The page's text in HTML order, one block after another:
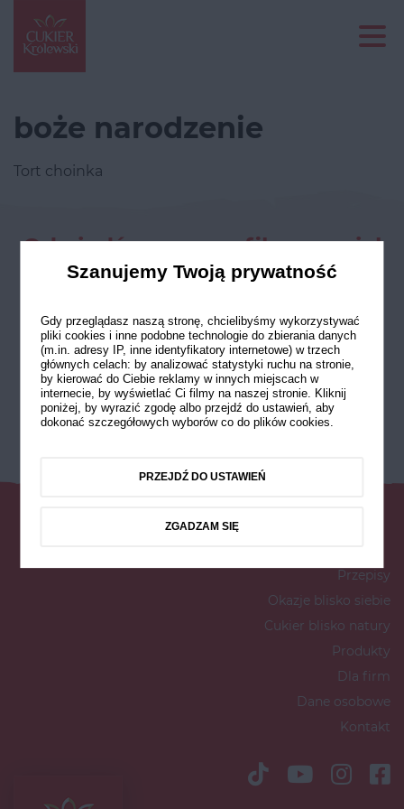
boże narodzenie
Tort choinka
Odwiedź nasze profile w social
mediach
Przepisy
Okazje blisko siebie
Cukier blisko natury
Produkty
Dla firm
Dane osobowe
Kontakt
Szanujemy Twoją prywatność
Gdy przeglądasz naszą stronę, chcielibyśmy wykorzystywać
pliki cookies i inne podobne technologie do zbierania danych
(m.in. adresy IP, inne identyfikatory internetowe) w trzech
głównych celach: by analizować statystyki ruchu na stronie,
by kierować do Ciebie reklamy w innych miejscach w
internecie, by wyświetlać Ci filmy na naszej stronie. Kliknij
poniżej, by wyrazić zgodę albo przejdź do ustawień, aby
dokonać szczegółowych wyborów co do plików cookies.
PRZEJDŹ DO USTAWIEŃ
ZGADZAM SIĘ